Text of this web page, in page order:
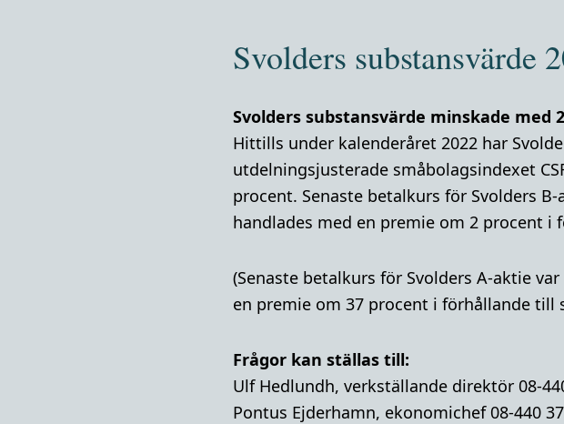
Svolders substansvärde
Svolders substansvärde minskade med
Hittills under kalenderåret 2022 har
utdelningsjusterade småbolagsindexet
procent. Senaste betalkurs för Svolders
handlades med en premie om 2 procent i
(Senaste betalkurs för Svolders A-aktie
en premie om 37 procent i förhållande till
Frågor kan ställas till:
Ulf Hedlundh, verkställande direktör 08-
Pontus Ejderhamn, ekonomichef 08-440